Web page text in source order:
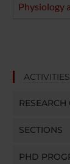
Physiology
ACTIVITIES
RESEARCH
SECTIONS
PHD